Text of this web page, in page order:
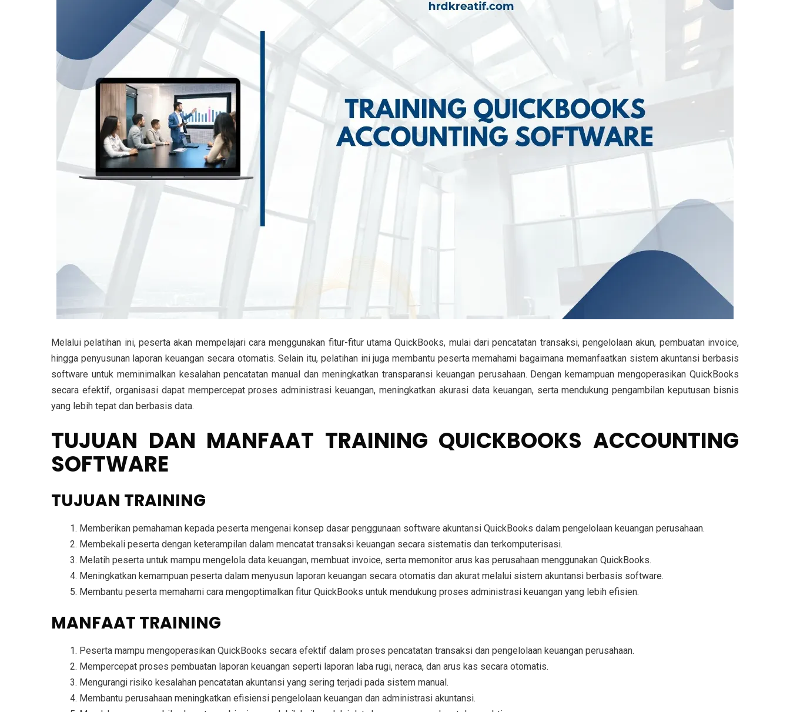
Melalui pelatihan ini, peserta akan mempelajari cara menggunakan fitur-fitur utama QuickBooks, mulai dari pencatatan transaksi, pengelolaan akun, pembuatan invoice,
hingga penyusunan laporan keuangan secara otomatis. Selain itu, pelatihan ini juga membantu peserta memahami bagaimana memanfaatkan sistem akuntansi berbasis
software untuk meminimalkan kesalahan pencatatan manual dan meningkatkan transparansi keuangan perusahaan. Dengan kemampuan mengoperasikan QuickBooks
secara efektif, organisasi dapat mempercepat proses administrasi keuangan, meningkatkan akurasi data keuangan, serta mendukung pengambilan keputusan bisnis
yang lebih tepat dan berbasis data.
TUJUAN DAN MANFAAT TRAINING QUICKBOOKS ACCOUNTING
SOFTWARE
TUJUAN TRAINING
Memberikan pemahaman kepada peserta mengenai konsep dasar penggunaan software akuntansi QuickBooks dalam pengelolaan keuangan perusahaan.
Membekali peserta dengan keterampilan dalam mencatat transaksi keuangan secara sistematis dan terkomputerisasi.
Melatih peserta untuk mampu mengelola data keuangan, membuat invoice, serta memonitor arus kas perusahaan menggunakan QuickBooks.
Meningkatkan kemampuan peserta dalam menyusun laporan keuangan secara otomatis dan akurat melalui sistem akuntansi berbasis software.
Membantu peserta memahami cara mengoptimalkan fitur QuickBooks untuk mendukung proses administrasi keuangan yang lebih efisien.
MANFAAT TRAINING
Peserta mampu mengoperasikan QuickBooks secara efektif dalam proses pencatatan transaksi dan pengelolaan keuangan perusahaan.
Mempercepat proses pembuatan laporan keuangan seperti laporan laba rugi, neraca, dan arus kas secara otomatis.
Mengurangi risiko kesalahan pencatatan akuntansi yang sering terjadi pada sistem manual.
Membantu perusahaan meningkatkan efisiensi pengelolaan keuangan dan administrasi akuntansi.